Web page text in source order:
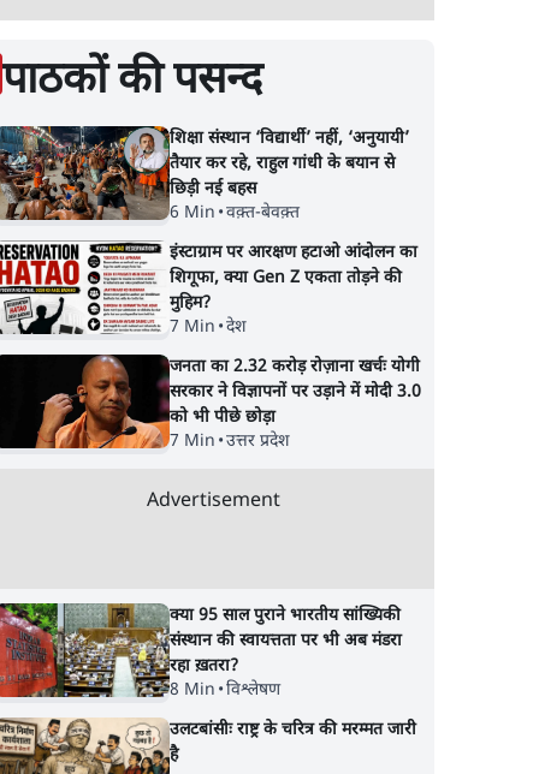
को
पूर्व वित्त सचिव ने क्यों कहा
‘नाज़ुक’ हालत में पहुँच गई?
पाठकों की पसन्द
शिक्षा संस्थान ‘विद्यार्थी’ नहीं, ‘अनुयायी’
तैयार कर रहे, राहुल गांधी के बयान से
छिड़ी नई बहस
6 Min •वक़्त-बेवक़्त
इंस्टाग्राम पर आरक्षण हटाओ आंदोलन का
शिगूफा, क्या Gen Z एकता तोड़ने की
मुहिम?
7 Min •देश
जनता का 2.32 करोड़ रोज़ाना खर्चः योगी
सरकार ने विज्ञापनों पर उड़ाने में मोदी 3.0
को भी पीछे छोड़ा
7 Min •उत्तर प्रदेश
Advertisement
क्या 95 साल पुराने भारतीय सांख्यिकी
संस्थान की स्वायत्तता पर भी अब मंडरा
रहा ख़तरा?
8 Min •विश्लेषण
उलटबांसीः राष्ट्र के चरित्र की मरम्मत जारी
है